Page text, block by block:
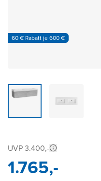
60 € Rabatt je 600 €
UVP 3.400,-
1.765,-